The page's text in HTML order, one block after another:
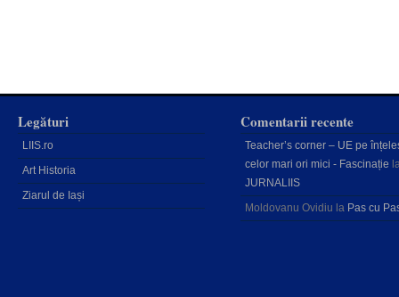
Legături
LIIS.ro
Art Historia
Ziarul de Iași
Comentarii recente
Teacher’s corner – UE pe
celor mari ori mici - Fascinație
JURNALIIS
Moldovanu Ovidiu la Pas cu